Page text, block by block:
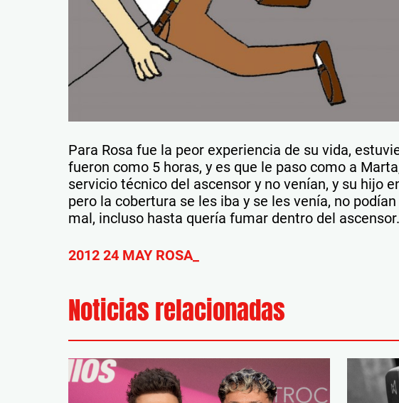
Para Rosa fue la peor experiencia de su vida,
fueron como 5 horas, y es que le paso como a
servicio técnico del ascensor y no venían, y su hijo
pero la cobertura se les iba y se les venía, no
mal, incluso hasta quería fumar dentro del ascensor.
2012 24 MAY ROSA_
Noticias relacionadas